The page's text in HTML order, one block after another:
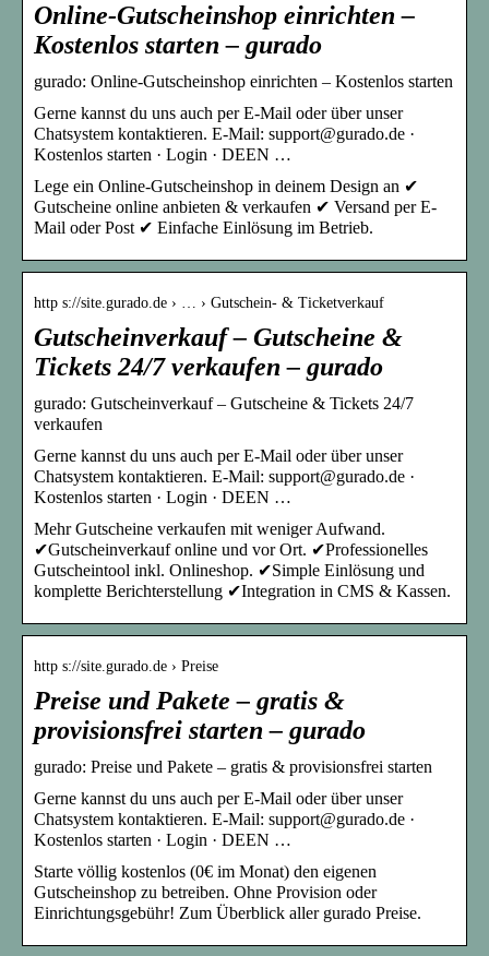
Online-Gutscheinshop einrichten –
Kostenlos starten – gurado
gurado: Online-Gutscheinshop einrichten – Kostenlos starten
Gerne kannst du uns auch per E-Mail oder über unser
Chatsystem kontaktieren. E-Mail: support@gurado.de ·
Kostenlos starten · Login · DEEN …
Lege ein Online-Gutscheinshop in deinem Design an ✔
Gutscheine online anbieten & verkaufen ✔ Versand per E-
Mail oder Post ✔ Einfache Einlösung im Betrieb.
http s://site.gurado.de › … › Gutschein- & Ticketverkauf
Gutscheinverkauf – Gutscheine &
Tickets 24/7 verkaufen – gurado
gurado: Gutscheinverkauf – Gutscheine & Tickets 24/7
verkaufen
Gerne kannst du uns auch per E-Mail oder über unser
Chatsystem kontaktieren. E-Mail: support@gurado.de ·
Kostenlos starten · Login · DEEN …
Mehr Gutscheine verkaufen mit weniger Aufwand.
✔Gutscheinverkauf online und vor Ort. ✔Professionelles
Gutscheintool inkl. Onlineshop. ✔Simple Einlösung und
komplette Berichterstellung ✔Integration in CMS & Kassen.
http s://site.gurado.de › Preise
Preise und Pakete – gratis &
provisionsfrei starten – gurado
gurado: Preise und Pakete – gratis & provisionsfrei starten
Gerne kannst du uns auch per E-Mail oder über unser
Chatsystem kontaktieren. E-Mail: support@gurado.de ·
Kostenlos starten · Login · DEEN …
Starte völlig kostenlos (0€ im Monat) den eigenen
Gutscheinshop zu betreiben. Ohne Provision oder
Einrichtungsgebühr! Zum Überblick aller gurado Preise.